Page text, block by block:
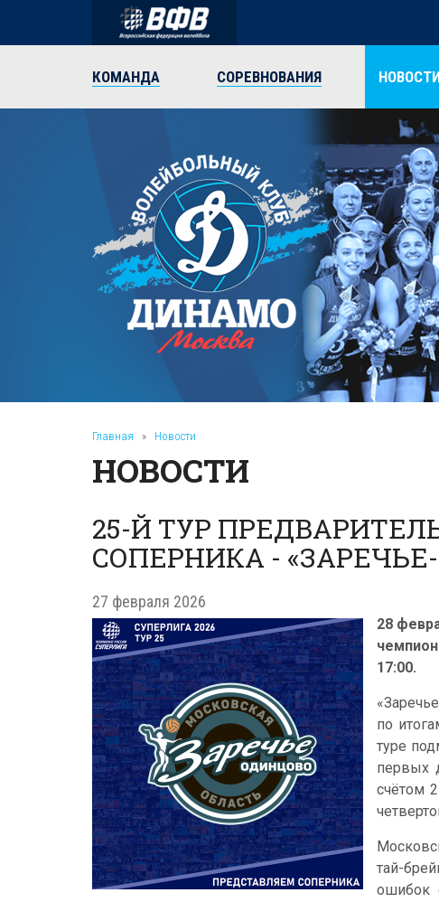
КОМАНДА СОРЕВНОВАНИЯ
Главная » Новости
НОВОСТИ
25-Й ТУР
СОПЕРНИКА -
27 февраля 2026
28
17:00.
по
туре
первых
счётом
тай-
ошибок